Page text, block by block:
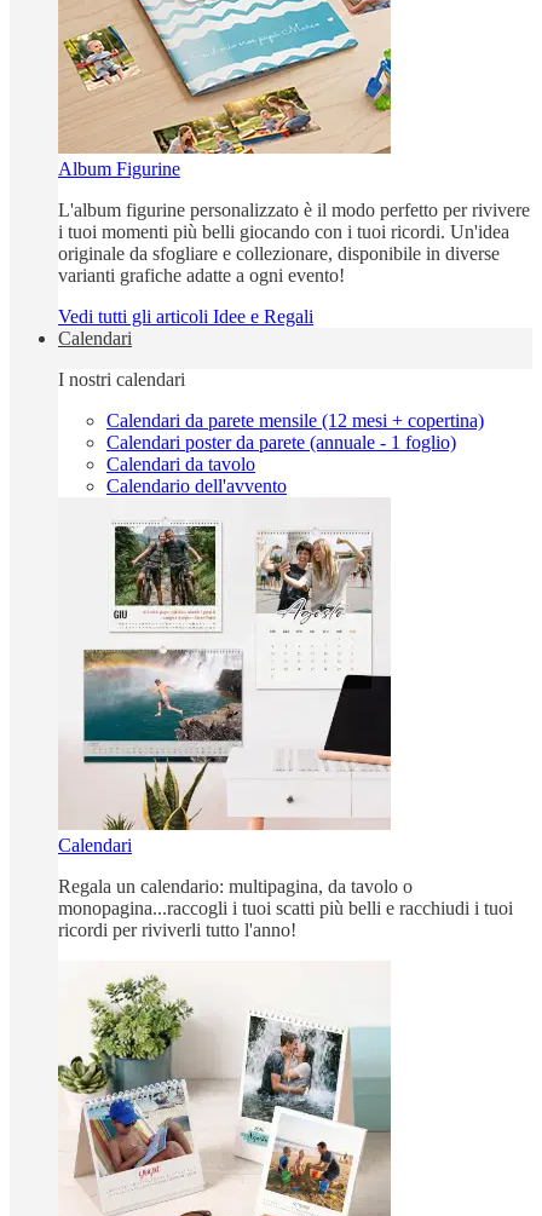
Album Figurine
L'album figurine personalizzato è il modo perfetto per rivivere
i tuoi momenti più belli giocando con i tuoi ricordi. Un'idea
originale da sfogliare e collezionare, disponibile in diverse
varianti grafiche adatte a ogni evento!
Vedi tutti gli articoli Idee e Regali
Calendari
I nostri calendari
Calendari da parete mensile (12 mesi + copertina)
Calendari poster da parete (annuale - 1 foglio)
Calendari da tavolo
Calendario dell'avvento
Calendari
Regala un calendario: multipagina, da tavolo o
monopagina...raccogli i tuoi scatti più belli e racchiudi i tuoi
ricordi per riviverli tutto l'anno!